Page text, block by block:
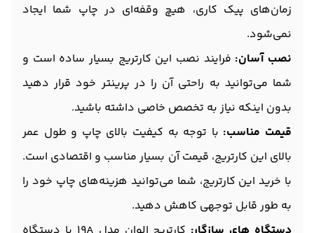
زمان‌های پیک کاری، هیچ وقفه‌ای در چاپ شما ایجاد
نمی‌شود.
نصب آسان: فرایند نصب این کارتریج بسیار ساده است و
شما می‌توانید به راحتی آن را در پرینتر خود قرار دهید
بدون اینکه نیاز به تخصص خاصی داشته باشید.
قیمت مناسب: با توجه به کیفیت بالای چاپ و طول عمر
بالای این کارتریج، قیمت آن بسیار مناسب و اقتصادی است.
با خرید این کارتریج، شما می‌توانید هزینه‌های چاپ خود را
به طور قابل توجهی کاهش دهید.